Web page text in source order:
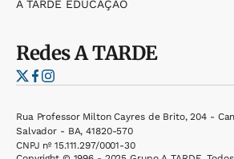
A TARDE EDUCAÇÃO
RedesA TARDE
Rua Professor Milton Cayres de Brito, 204 -
Salvador - BA, 41820-570
CNPJ nº 15.111.297/0001-30